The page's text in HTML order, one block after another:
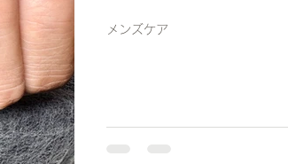
メンズケア